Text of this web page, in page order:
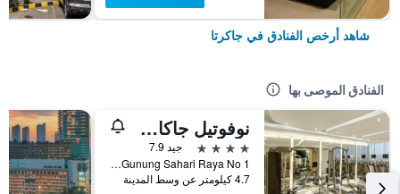
شاهد أرخص الفنادق في جاكرتا
الفنادق الموصى بها
نوفوتيل جاكارتا مانغا دوا سكوير
4 نجوم
جيد 7.9
Jalan Gunung Sahari Raya No 1, جاكرتا, إندونيسيا
4.7 كيلومتر عن وسط المدينة